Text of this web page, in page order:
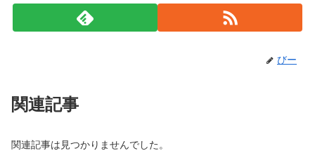
びー
関連記事
関連記事は見つかりませんでした。